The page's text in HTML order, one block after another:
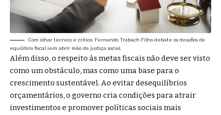
Com olhar técnico e crítico, Fernando Trabach Filho debate os desafios do
equilíbrio fiscal sem abrir mão da justiça social.
Além disso, o respeito às metas fiscais não deve ser visto
como um obstáculo, mas como uma base para o
crescimento sustentável. Ao evitar desequilíbrios
orçamentários, o governo cria condições para atrair
investimentos e promover políticas sociais mais